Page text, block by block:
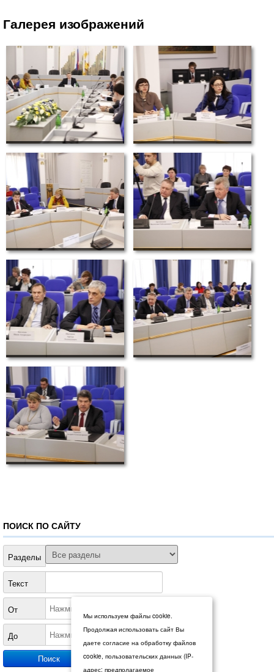
Галерея изображений
ПОИСК ПО САЙТУ
Разделы
Текст
От
До
Мы используем файлы cookie.
Продолжая использовать сайт Вы
даете согласие на обработку файлов
cookie, пользовательских данных (IP-
адрес; предполагаемое